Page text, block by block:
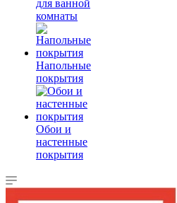
для ванной
комнаты
Напольные
покрытия
Обои и
настенные
покрытия